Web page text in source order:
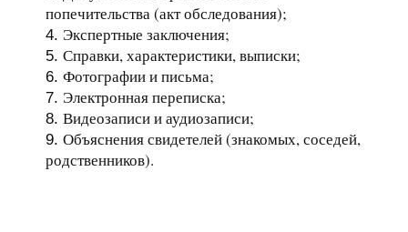
попечительства (акт обследования);
Экспертные заключения;
Справки, характеристики, выписки;
Фотографии и письма;
Электронная переписка;
Видеозаписи и аудиозаписи;
Объяснения свидетелей (знакомых, соседей,
родственников).